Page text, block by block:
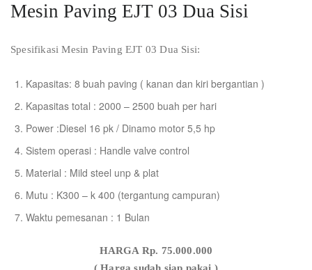
Mesin Paving EJT 03 Dua Sisi
Spesifikasi Mesin Paving EJT 03 Dua Sisi:
Kapasitas: 8 buah paving ( kanan dan kiri bergantian )
Kapasitas total : 2000 – 2500 buah per hari
Power :Diesel 16 pk / Dinamo motor 5,5 hp
Sistem operasi : Handle valve control
Material : Mild steel unp & plat
Mutu : K300 – k 400 (tergantung campuran)
Waktu pemesanan : 1 Bulan
HARGA Rp. 75.000.000